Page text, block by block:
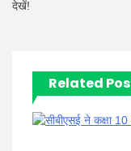
देखें!
Related